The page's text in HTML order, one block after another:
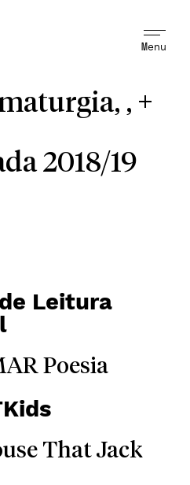
Menu
, +
2018/19
Leitura
Poesia
That Jack